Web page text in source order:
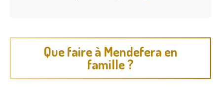
Que faire à Mendefera en
famille ?